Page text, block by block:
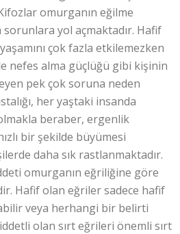
omurganın eğilme
yol açmaktadır. Hafif
çok fazla etkilemezken
nefes alma güçlüğü gibi kişinin
pek çok soruna neden
her yaştaki insanda
beraber, ergenlik
bir şekilde büyümesi
daha sık rastlanmaktadır.
omurganın eğriliğine göre
Hafif olan eğriler sadece hafif
veya herhangi bir belirti
olan sırt eğrileri önemli sırt